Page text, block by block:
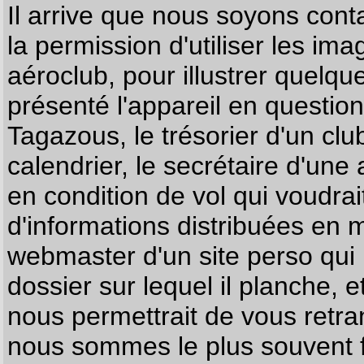
Il arrive que nous soyons
la permission d'utiliser les
aéroclub, pour illustrer
présenté l'appareil en
Tagazous, le trésorier d'un
calendrier, le secrétaire
en condition de vol qui
d'informations distribuées en
webmaster d'un site perso
dossier sur lequel il planche,
nous permettrait de vous
nous sommes le plus